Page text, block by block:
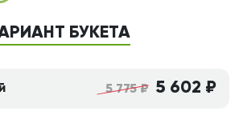
БУКЕТА
5 775 ₽ 5 602 ₽